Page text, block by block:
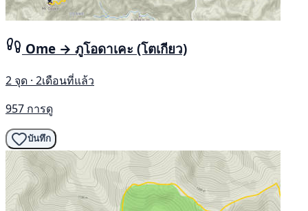
Ome → ภูโอดาเคะ (โตเกียว)
2 จุด · 2เดือนที่แล้ว
957 การดู
บันทึก